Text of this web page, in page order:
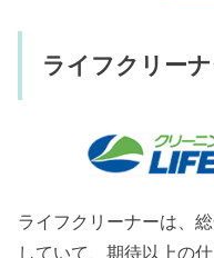
ライフクリー
ライフクリーナーは、
していて、期待以上の